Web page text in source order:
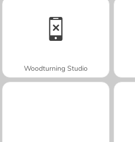
Woodturning Studio